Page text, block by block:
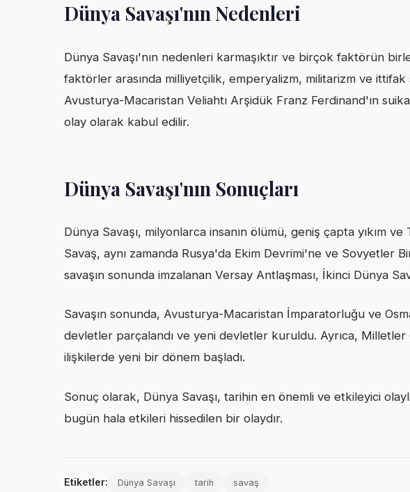
Dünya Savaşı'nın Nedenleri
Dünya Savaşı'nın nedenleri karmaşıktır ve birçok faktörün
faktörler arasında milliyetçilik, emperyalizm, militarizm ve
Avusturya-Macaristan Veliahtı Arşidük Franz Ferdinand'ın
olay olarak kabul edilir.
Dünya Savaşı'nın Sonuçları
Dünya Savaşı, milyonlarca insanın ölümü, geniş çapta yıkım ve
Savaş, aynı zamanda Rusya'da Ekim Devrimi'ne ve Sovyetler
savaşın sonunda imzalanan Versay Antlaşması, İkinci Dünya
Savaşın sonunda, Avusturya-Macaristan İmparatorluğu ve
devletler parçalandı ve yeni devletler kuruldu. Ayrıca, Milletler
ilişkilerde yeni bir dönem başladı.
Sonuç olarak, Dünya Savaşı, tarihin en önemli ve etkileyici
bugün hala etkileri hissedilen bir olaydır.
Etiketler: Dünya Savaşı tarih savaş